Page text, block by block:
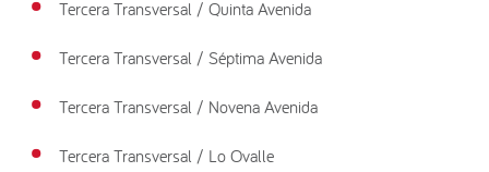
Tercera Transversal / Quinta Avenida
Tercera Transversal / Séptima Avenida
Tercera Transversal / Novena Avenida
Tercera Transversal / Lo Ovalle